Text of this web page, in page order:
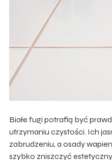
Białe fugi potrafią być
utrzymaniu czystości. Ich
zabrudzeniu, a osady
szybko zniszczyć